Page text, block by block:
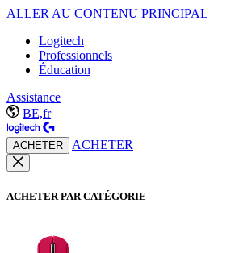
ALLER AU CONTENU PRINCIPAL
Logitech
Professionnels
Éducation
Assistance
BE,fr
ACHETER ACHETER
ACHETER PAR CATÉGORIE